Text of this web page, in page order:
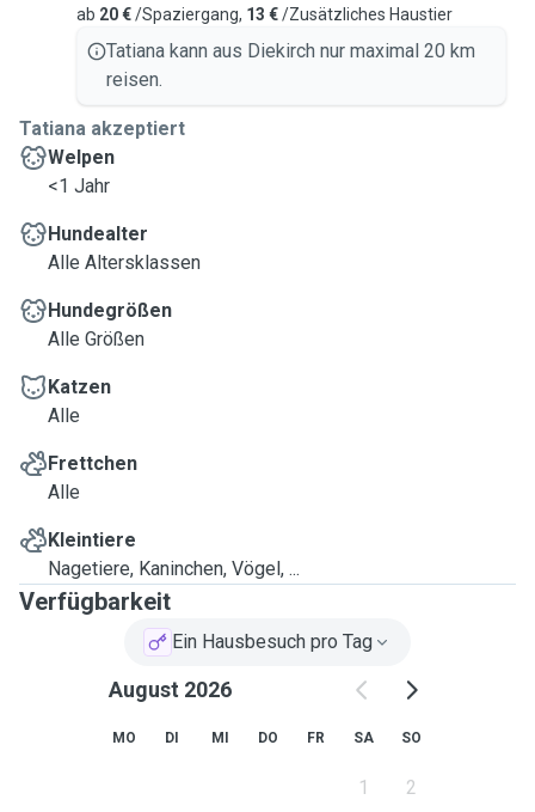
ab 20 €/Spaziergang, 13 €/Zusätzliches Haustier
Tatiana kann aus Diekirch nur maximal 20 km
reisen.
Tatiana akzeptiert
Welpen
<1 Jahr
Hundealter
Alle Altersklassen
Hundegrößen
Alle Größen
Katzen
Alle
Frettchen
Alle
Kleintiere
Nagetiere, Kaninchen, Vögel, ...
Verfügbarkeit
Ein Hausbesuch pro Tag
August 2026
MO DI MI DO FR SA SO
1 2